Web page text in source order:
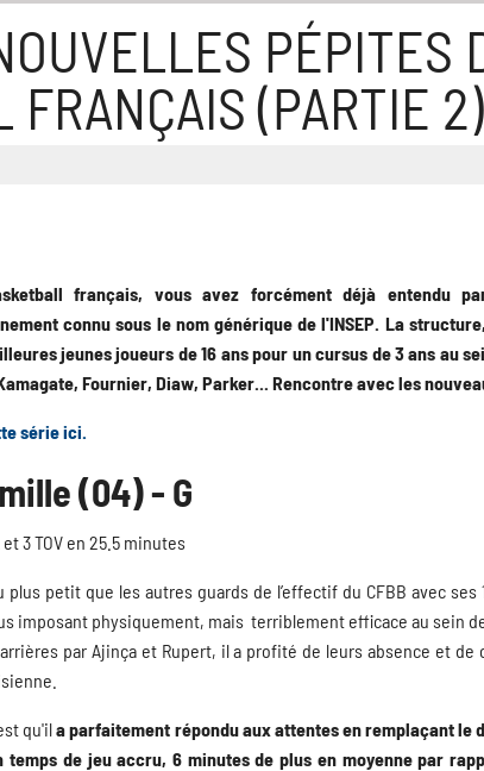
PÉPITES
FRANÇAIS (PARTIE 2)
français, vous avez forcément déjà entendu
connu sous le nom générique de l'INSEP. La
jeunes joueurs de 16 ans pour un cursus de 3 ans au
Fournier, Diaw, Parker... Rencontre avec les
série ici.
(04) - G
et 3 TOV en 25.5 minutes
petit que les autres guards de l’effectif du CFBB avec
imposant physiquement, mais terriblement efficace au sein de
par Ajinça et Rupert, il a profité de leurs absence et de
qu'ila parfaitement répondu aux attentes en remplaçant le
de jeu accru, 6 minutes de plus en moyenne par